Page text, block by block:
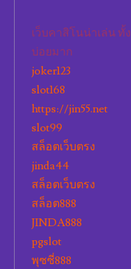
เว็บคาสิโนน่าเล่น ทั้ง
บ่อยมาก
joker123
slot168
https://jin55.net
slot99
สล็อตเว็บตรง
jinda44
สล็อตเว็บตรง
สล็อต888
JINDA888
pgslot
พุซซี่888